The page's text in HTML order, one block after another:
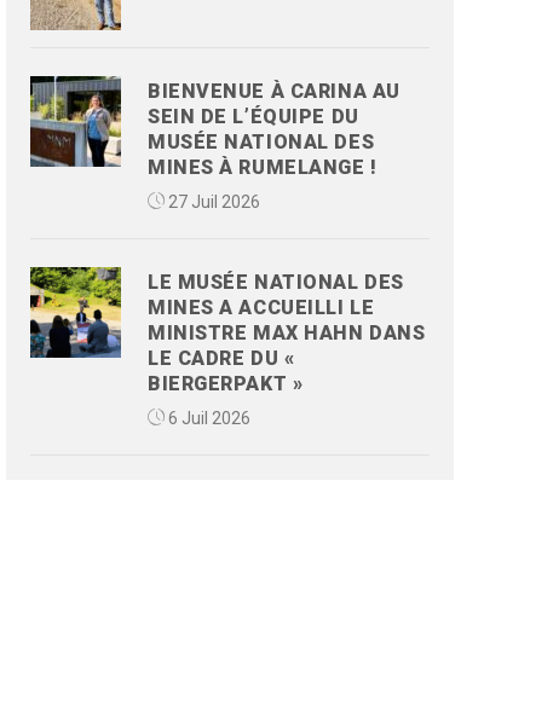
BIENVENUE À CARINA AU
SEIN DE L’ÉQUIPE DU
MUSÉE NATIONAL DES
MINES À RUMELANGE !
27 Juil 2026
LE MUSÉE NATIONAL DES
MINES A ACCUEILLI LE
MINISTRE MAX HAHN DANS
LE CADRE DU «
BIERGERPAKT »
6 Juil 2026